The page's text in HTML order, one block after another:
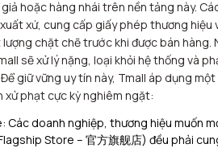
hoặc hàng nhái trên nền tảng này.
xứ, cung cấp giấy phép thương hiệu
chặt chẽ trước khi được bán hàng.
sẽ xử lý nặng, loại khỏi hệ thống và
giữ vững uy tín này, Tmall áp dụng một
xử phạt cực kỳ nghiêm ngặt:
Các doanh nghiệp, thương hiệu muốn
Store – 官方旗舰店) đều phải